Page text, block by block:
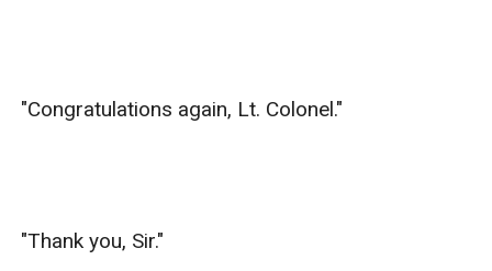
"Congratulations again, Lt. Colonel."
"Thank you, Sir."